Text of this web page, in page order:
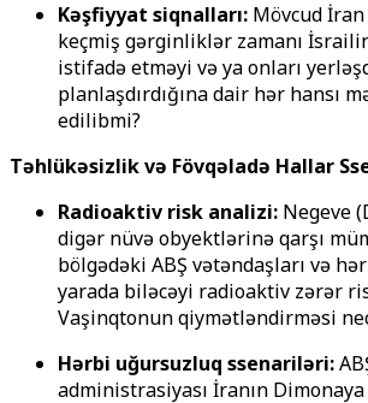
Kəşfiyyat siqnalları: Mövcud
keçmiş gərginliklər zamanı
istifadə etməyi və ya onları
planlaşdırdığına dair hər hansı
edilibmi?
Təhlükəsizlik və Fövqəladə Hallar
Radioaktiv risk analizi: Negeve
digər nüvə obyektlərinə qarşı
bölgədəki ABŞ vətəndaşları və
yarada biləcəyi radioaktiv zərər
Vaşinqtonun qiymətləndirməsi
Hərbi uğursuzluq ssenariləri:
administrasiyası İranın